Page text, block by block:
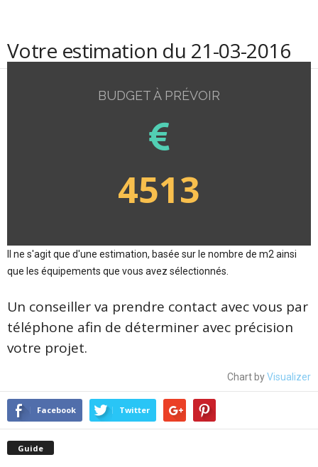
Votre estimation du 21-03-2016
BUDGET À PRÉVOIR
4513
Il ne s'agit que d'une estimation, basée sur le nombre de m2 ainsi
que les équipements que vous avez sélectionnés.
Un conseiller va prendre contact avec vous par
téléphone afin de déterminer avec précision
votre projet.
Chart byVisualizer
Facebook Twitter
Guide